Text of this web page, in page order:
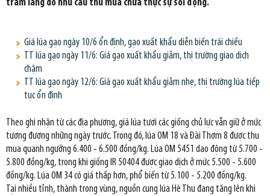
trầm lắng do nhu cầu thu mua chưa thực sự sôi động.
Giá lúa gạo ngày 10/6 ổn định, gạo xuất khẩu diễn biến trái chiều
TT lúa gạo ngày 11/6: Giá gạo xuất khẩu giảm, thị trường giao dịch
chậm
TT lúa gạo ngày 12/6: Giá gạo xuất khẩu giảm nhẹ, thị trường lúa tiếp
tục ổn định
Theo ghi nhận từ các địa phương, giá lúa tươi các giống chủ lực vẫn giữ ở mức
tương đương những ngày trước. Trong đó, lúa OM 18 và Đài Thơm 8 được thu
mua quanh ngưỡng 6.400 - 6.500 đồng/kg. Lúa OM 5451 dao động từ 5.700 -
5.800 đồng/kg, trong khi giống IR 50404 được giao dịch ở mức 5.500 - 5.600
đồng/kg. Lúa OM 34 có giá thấp hơn, phổ biến từ 5.100 - 5.200 đồng/kg.
Tại nhiều tỉnh, thành trong vùng, nguồn cung lúa Hè Thu đang tăng lên khi